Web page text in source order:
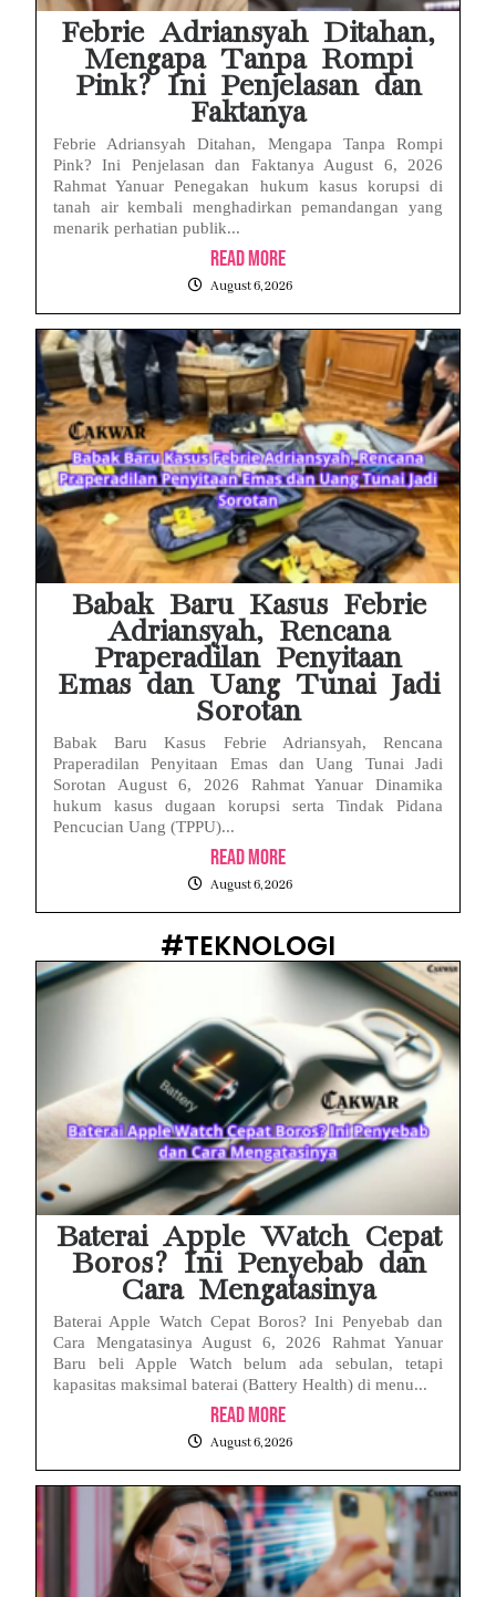
Febrie Adriansyah Ditahan,
Mengapa Tanpa Rompi
Pink? Ini Penjelasan dan
Faktanya
Febrie Adriansyah Ditahan, Mengapa Tanpa Rompi
Pink? Ini Penjelasan dan Faktanya August 6, 2026
Rahmat Yanuar Penegakan hukum kasus korupsi di
tanah air kembali menghadirkan pemandangan yang
menarik perhatian publik...
Read More
August 6, 2026
Babak Baru Kasus Febrie
Adriansyah, Rencana
Praperadilan Penyitaan
Emas dan Uang Tunai Jadi
Sorotan
Babak Baru Kasus Febrie Adriansyah, Rencana
Praperadilan Penyitaan Emas dan Uang Tunai Jadi
Sorotan August 6, 2026 Rahmat Yanuar Dinamika
hukum kasus dugaan korupsi serta Tindak Pidana
Pencucian Uang (TPPU)...
Read More
August 6, 2026
#TEKNOLOGI
Baterai Apple Watch Cepat
Boros? Ini Penyebab dan
Cara Mengatasinya
Baterai Apple Watch Cepat Boros? Ini Penyebab dan
Cara Mengatasinya August 6, 2026 Rahmat Yanuar
Baru beli Apple Watch belum ada sebulan, tetapi
kapasitas maksimal baterai (Battery Health) di menu...
Read More
August 6, 2026